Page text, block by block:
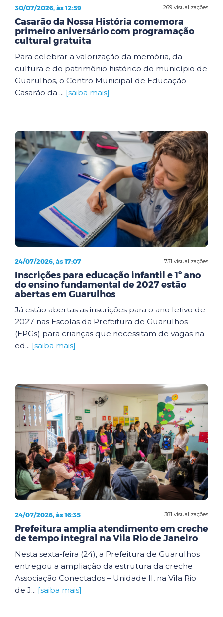
269 visualizações
30/07/2026, às 12:59
Casarão da Nossa História comemora
primeiro aniversário com programação
cultural gratuita
Para celebrar a valorização da memória, da
cultura e do patrimônio histórico do município de
Guarulhos, o Centro Municipal de Educação
Casarão da ... [saiba mais]
731 visualizações
24/07/2026, às 17:07
Inscrições para educação infantil e 1º ano
do ensino fundamental de 2027 estão
abertas em Guarulhos
Já estão abertas as inscrições para o ano letivo de
2027 nas Escolas da Prefeitura de Guarulhos
(EPGs) para crianças que necessitam de vagas na
ed... [saiba mais]
381 visualizações
24/07/2026, às 16:35
Prefeitura amplia atendimento em creche
de tempo integral na Vila Rio de Janeiro
Nesta sexta-feira (24), a Prefeitura de Guarulhos
entregou a ampliação da estrutura da creche
Associação Conectados – Unidade II, na Vila Rio
de J... [saiba mais]